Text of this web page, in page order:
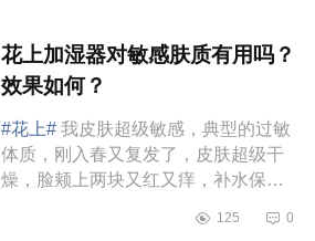
花上加湿器对敏感肤质有用吗？
效果如何？
#花上# 我皮肤超级敏感，典型的过敏
体质，刚入春又复发了，皮肤超级干
燥，脸颊上两块又红又痒，补水保湿
强烈安利一款我最近在用的好物...
125 0